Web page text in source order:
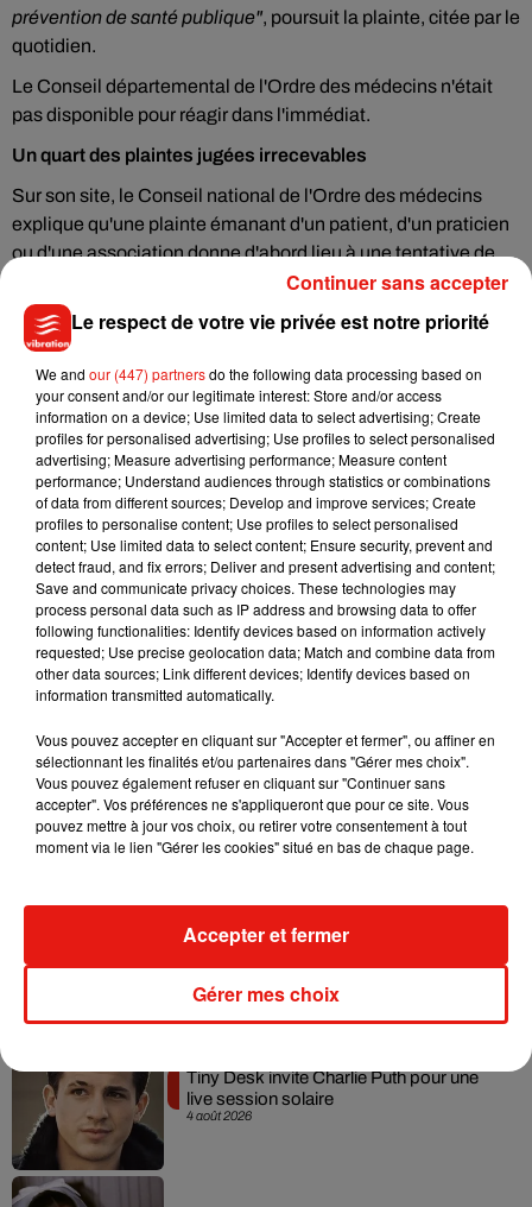
prévention de santé publique", poursuit la plainte, citée par le
quotidien.
Le Conseil départemental de l'Ordre des médecins n'était
pas disponible pour réagir dans l'immédiat.
Un quart des plaintes jugées irrecevables
Sur son site, le Conseil national de l'Ordre des médecins
explique qu'une plainte émanant d'un patient, d'un praticien
ou d'une association donne d'abord lieu à une tentative de
conciliation. Si celle-ci échoue, la requête sera transmise à la
chambre disciplinaire.
Chaque année, un quart des plaintes sont jugées
irrecevables. Une condamnation peut aller d'un simple
avertissement à une radiation.
Le président LR de la région Paca, Renaud Muselier, est de
son côté de nouveau monté au créneau pour défendre le
chercheur marseillais, assurant qu'il n'avait fait, selon lui,
"que respecter le serment d'Hippocrate".
Fin juillet, Didier Raoult avait lui déposé une plainte
judiciaire pour
"dénonciation calomnieuse"
contre le
directeur des hôpitaux de Paris (AP-HP) Martin Hirsch qui
l'avait accusé d'avoir fait un "faux témoignage" lors d'une
audition devant la commission d'enquête de l'Assemblée
Musique
Becky G sur son nouveau single
4 août 2026
Tiny Desk invite Charlie Puth pour une
live session solaire
Le respect de votre vie privée est notre priorité
We and our (447) partnersdo the following data processing based on
your consent and/or our legitimate interest: Store and/or access
information on a device; Use limited data to select advertising; Create
profiles for personalised advertising; Use profiles to select personalised
advertising; Measure advertising performance; Measure content
performance; Understand audiences through statistics or combinations
of data from different sources; Develop and improve services; Create
profiles to personalise content; Use profiles to select personalised
content; Use limited data to select content; Ensure security, prevent and
detect fraud, and fix errors; Deliver and present advertising and content;
Save and communicate privacy choices. These technologies may
process personal data such as IP address and browsing data to offer
following functionalities: Identify devices based on information actively
requested; Use precise geolocation data; Match and combine data from
other data sources; Link different devices; Identify devices based on
information transmitted automatically.
Vous pouvez accepter en cliquant sur "Accepter et fermer", ou affiner en
sélectionnant les finalités et/ou partenaires dans "Gérer mes choix".
Vous pouvez également refuser en cliquant sur "Continuer sans
accepter". Vos préférences ne s'appliqueront que pour ce site. Vous
pouvez mettre à jour vos choix, ou retirer votre consentement à tout
moment via le lien "Gérer les cookies" situé en bas de chaque page.
Gérer mes choix
Accepter et fermer
Continuer sans accepter